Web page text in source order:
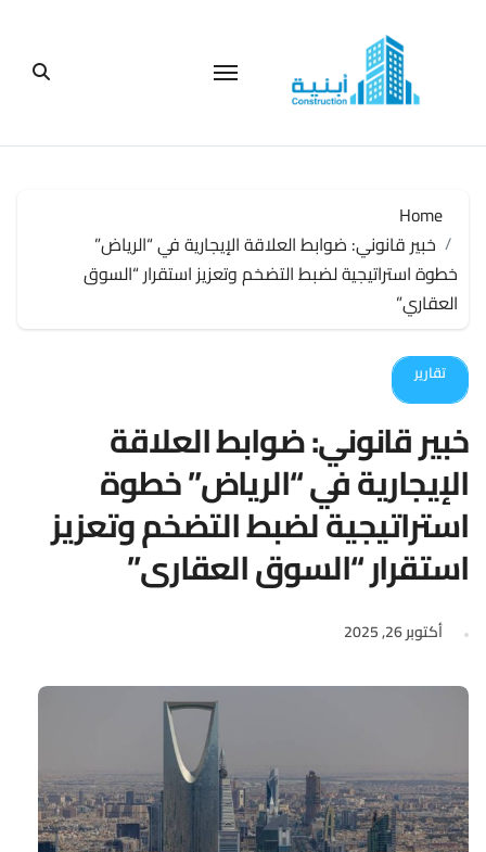
Home
خبير قانوني: ضوابط العلاقة الإيجارية في “الرياض”
خطوة استراتيجية لضبط التضخم وتعزيز استقرار “السوق
العقاري”
تقارير
خبير قانوني: ضوابط العلاقة
الإيجارية في “الرياض” خطوة
استراتيجية لضبط التضخم وتعزيز
استقرار “السوق العقاري”
أكتوبر 26, 2025